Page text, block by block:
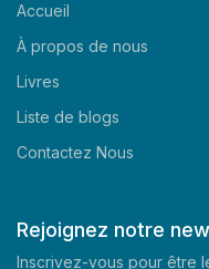
Accueil
À propos de nous
Livres
Liste de blogs
Contactez Nous
Rejoignez notre
Inscrivez-vous pour être